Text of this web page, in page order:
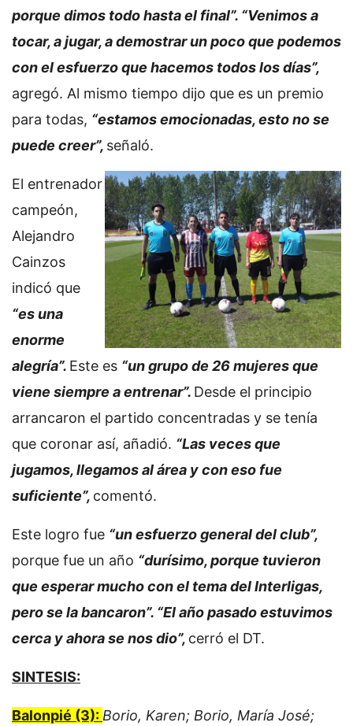
porque dimos todo hasta el final”. “Venimos a
tocar, a jugar, a demostrar un poco que podemos
con el esfuerzo que hacemos todos los días”,
agregó. Al mismo tiempo dijo que es un premio
para todas, “estamos emocionadas, esto no se
puede creer”, señaló.
El entrenador
campeón,
Alejandro
Cainzos
indicó que
“es una
enorme
alegría”. Este es “un grupo de 26 mujeres que
viene siempre a entrenar”. Desde el principio
arrancaron el partido concentradas y se tenía
que coronar así, añadió. “Las veces que
jugamos, llegamos al área y con eso fue
suficiente”, comentó.
Este logro fue “un esfuerzo general del club”,
porque fue un año “durísimo, porque tuvieron
que esperar mucho con el tema del Interligas,
pero se la bancaron”. “El año pasado estuvimos
cerca y ahora se nos dio”, cerró el DT.
SINTESIS:
Balonpié (3): Borio, Karen; Borio, María José;